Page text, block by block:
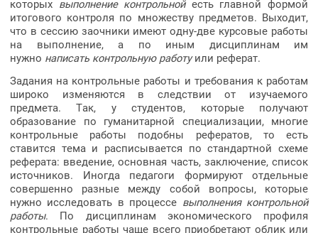
которых выполнение контрольнойесть главной формой
итогового контроля по множеству предметов. Выходит,
что в сессию заочники имеют одну-две курсовые работы
на выполнение, а по иным дисциплинам им
нужно написать контрольную работуили реферат.
Задания на контрольные работы и требования к работам
широко изменяются в следствии от изучаемого
предмета. Так, у студентов, которые получают
образование по гуманитарной специализации, многие
контрольные работы подобны рефератов, то есть
ставится тема и расписывается по стандартной схеме
реферата: введение, основная часть, заключение, список
источников. Иногда педагоги формируют отдельные
совершенно разные между собой вопросы, которые
нужно исследовать в процессе выполнения контрольной
работы. По дисциплинам экономического профиля
контрольные работы чаще всего приобретают облик или